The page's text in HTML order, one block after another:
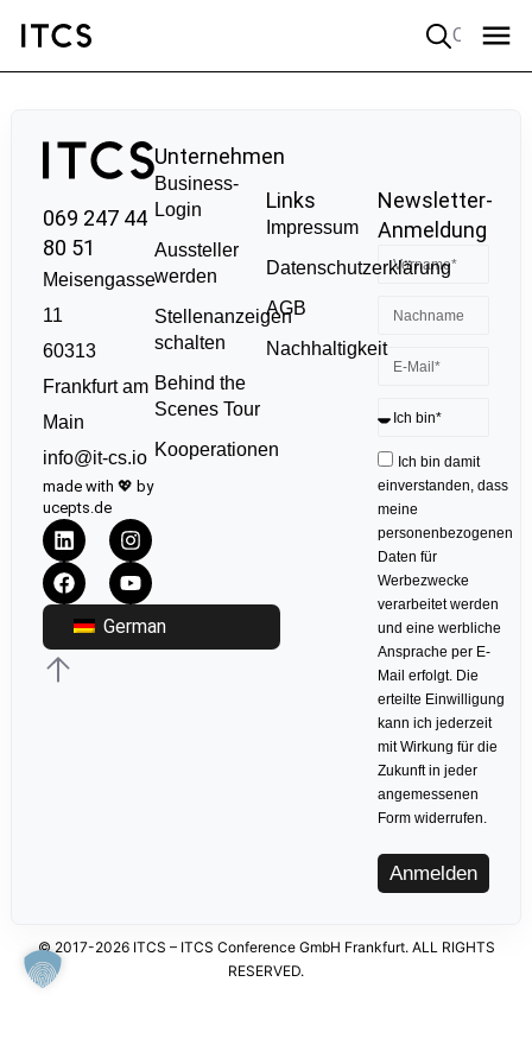
069 247 44
80 51
Meisengasse
11
60313
Frankfurt am
Main
info@it-cs.io
made with 💖 by
ucepts.de
German
Unternehmen
Business-
Login
Aussteller
werden
Stellenanzeigen
schalten
Behind the
Scenes Tour
Kooperationen
Links
Impressum
Datenschutzerklärung
AGB
Nachhaltigkeit
Newsletter-
Anmeldung
Ich bin damit
einverstanden, dass
meine
personenbezogenen
Daten für
Werbezwecke
verarbeitet werden
und eine werbliche
Ansprache per E-
Mail erfolgt. Die
erteilte Einwilligung
kann ich jederzeit
mit Wirkung für die
Zukunft in jeder
angemessenen
Form widerrufen.
Anmelden
© 2017-2026 ITCS – ITCS Conference GmbH Frankfurt. ALL RIGHTS
RESERVED.